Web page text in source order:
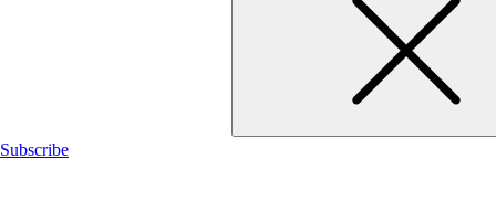
Subscribe